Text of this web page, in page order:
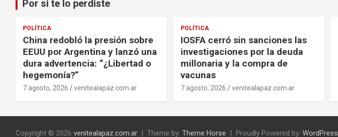
Por si te lo perdiste
POLÍTICA
China redobló la presión sobre
EEUU por Argentina y lanzó una
dura advertencia: “¿Libertad o
hegemonía?”
7 agosto, 2026 venitealapaz.com.ar
POLÍTICA
IOSFA cerró sin sanciones las
investigaciones por la deuda
millonaria y la compra de
vacunas
7 agosto, 2026 venitealapaz.com.ar
Copyright © 2026 venitealapaz.com.ar Theme by: Theme Horse Proudly Powered by: WordPress